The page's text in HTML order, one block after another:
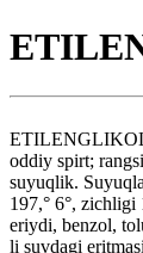
oddiy spirt;
suyuqlik.
197,° 6°, zichligi
eriydi, benzol,
li suvdagi